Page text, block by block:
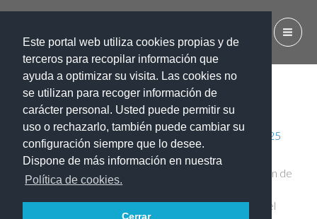
Este portal web utiliza cookies propias y de
terceros para recopilar información que
ayuda a optimizar su visita. Las cookies no
se utilizan para recoger información de
carácter personal. Usted puede permitir su
uso o rechazarlo, también puede cambiar su
configuración siempre que lo desee.
Dispone de más información en nuestra
Política de cookies.
Cerrar
contenido
ATECA
Esther Gloria Bolaños Cabrera 13 diciembre, 2025
El IES EL CALERO participa en la actuación «conversión de
aulas en espacios de tecnología aplicada», dentro del
programa de Cooperación Territorial Extraordinario del